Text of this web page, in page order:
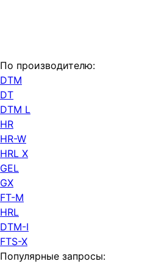
По производителю:
DTM
DT
DTM L
HR
HR-W
HRL X
GEL
GX
FT-M
HRL
DTM-I
FTS-X
Популярные запросы: